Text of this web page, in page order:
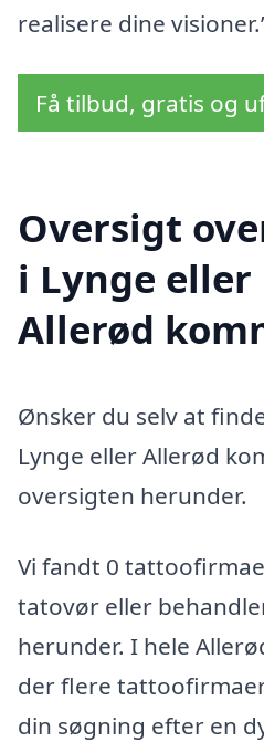
realisere dine
Få tilbud, gratis og
Oversigt
i Lynge eller
Allerød
Ønsker du selv at
Lynge eller Allerød
oversigten herunder.
Vi fandt 0
tatovør eller
herunder. I hele
der flere
din søgning efter en